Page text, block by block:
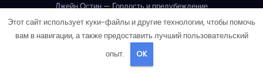
Джейн Остин — Гордость и предубеждение
Джейн Остин — Гордость и предубеждение
Джейн Остин — Гордость и предубеждение
Джейн Остин — Гордость и предубеждение
Этот сайт использует куки-файлы и другие технологии, чтобы помочь
вам в навигации, а также предоставить лучший пользовательский
опыт.
OK